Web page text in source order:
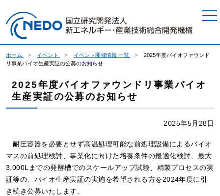
ホーム イベント イベント開催情報 一覧
2025年度バイオファウンド
リ事業バイオ生産実証の公募のお知らせ
2025年度バイオファウンドリ事業バイオ
生産実証の公募のお知らせ
2025年5月28日
耐圧容器を必要とせず高温処理可能な前処理設備によるバイオ
マスの前処理検討、事業化に向けた培養条件の最適化検討、最大
3,000Lまでの発酵槽でのスケールアップ試験、精製プロセスの実
証等の、バイオ生産実証の実施を希望される方を2024年度に引
き続き公募いたします。